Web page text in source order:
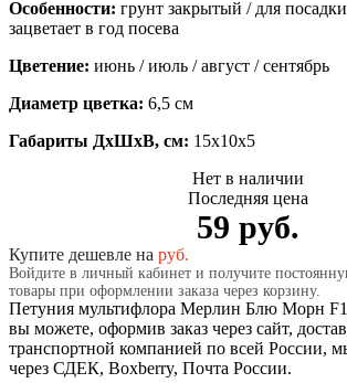
Особенности: грунт закрытый / для
зацветает в год посева
Цветение: июнь / июль / август / сентябрь
Диаметр цветка: 6,5 см
Габариты ДхШхВ, см: 15x10x5
Нет в наличии
Последняя цена
59 руб.
Купите дешевле на руб.
Войдите в личный кабинет и получите
товары при оформлении заказа через корзину.
Петуния мультифлора Мерлин Блю Морн
вы можете, оформив заказ через сайт,
транспортной компанией по всей России,
через СДЕК, Boxberry, Почта России.